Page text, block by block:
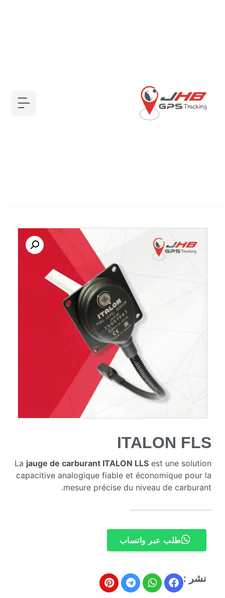
ITALON FLS
La jauge de carburant ITALON LLS est une solution
capacitive analogique fiable et économique pour la
mesure précise du niveau de carburant.
طلب عبر واتساب
نشر :